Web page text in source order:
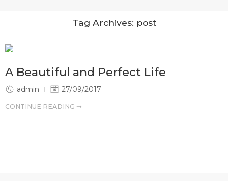
Tag Archives: post
A Beautiful and Perfect Life
admin 27/09/2017
CONTINUE READING ➞